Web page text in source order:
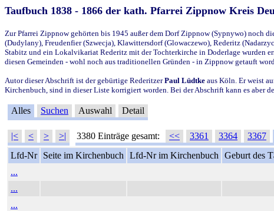
Taufbuch 1838 - 1866 der kath. Pfarrei Zippnow Kreis
Zur Pfarrei Zippnow gehörten bis 1945 außer dem Dorf Zippnow (Sypnywo) noch
(Dudylany), Freudenfier (Szwecja), Klawittersdorf (Glowaczewo), Rederitz
Stabitz und ein Lokalvikariat Rederitz mit der Tochterkirche in Doderlage wurden
diesen Gemeinden - wohl noch aus traditionellen Gründen - in Zippnow getauft
Autor dieser Abschrift ist der gebürtige RederitzerPaul Lüdtke aus Köln. Er weist
Kirchenbuch, sind in dieser Liste korrigiert worden. Bei der Abschrift kann es aber
Alles Suchen Auswahl Detail
|< < > >| 3380 Einträge gesamt: << 3361 3364 3367
Lfd-Nr
Seite im Kirchenbuch Lfd-Nr im Kirchenbuch Geburt des
...
...
...